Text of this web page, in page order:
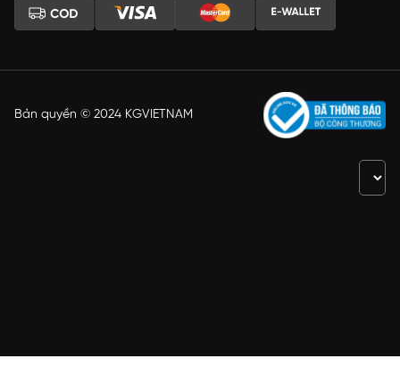
Bản quyền © 2024 KGVIETNAM